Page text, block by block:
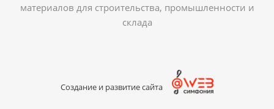
материалов для строительства, промышленности и
склада
Создание и развитие сайта